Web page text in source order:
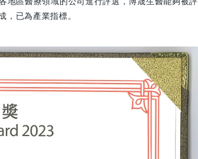
已為產業指標。